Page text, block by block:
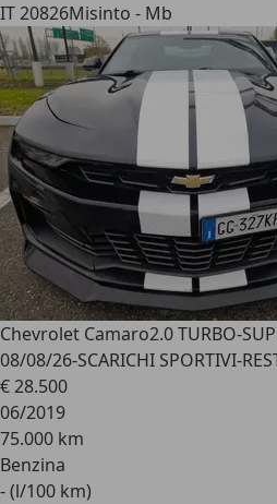
IT 20826Misinto - Mb
Chevrolet Camaro2.0 TURBO-
08/08/26-SCARICHI SPORTIVI-
€ 28.500
06/2019
75.000 km
Benzina
- (l/100 km)